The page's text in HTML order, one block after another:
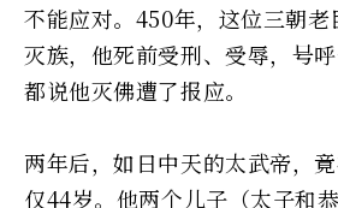
不能应对。450年，这位三朝
灭族，他死前受刑、受辱，号
都说他灭佛遭了报应。
两年后，如日中天的太武帝，
仅44岁。他两个儿子（太子和